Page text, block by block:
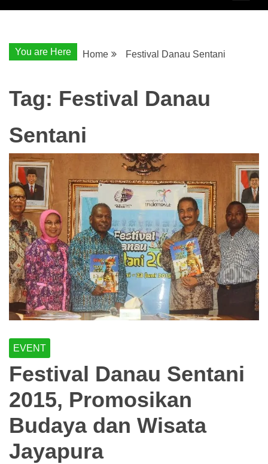
You are Here Home Festival Danau Sentani
Tag: Festival Danau
Sentani
EVENT
Festival Danau Sentani
2015, Promosikan
Budaya dan Wisata
Jayapura